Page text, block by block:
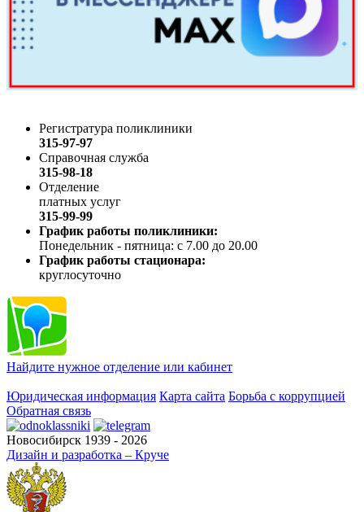
Регистратура поликлиники
315-97-97
Справочная служба
315-98-18
Отделение
платных услуг
315-99-99
График работы поликлиники:
Понедельник - пятница: с 7.00 до 20.00
График работы стационара:
круглосуточно
Найдите нужное отделение или кабинет
Юридическая информация Карта сайта Борьба с коррупцией
Обратная связь
Новосибирск 1939 - 2026
Дизайн и разработка – Круче